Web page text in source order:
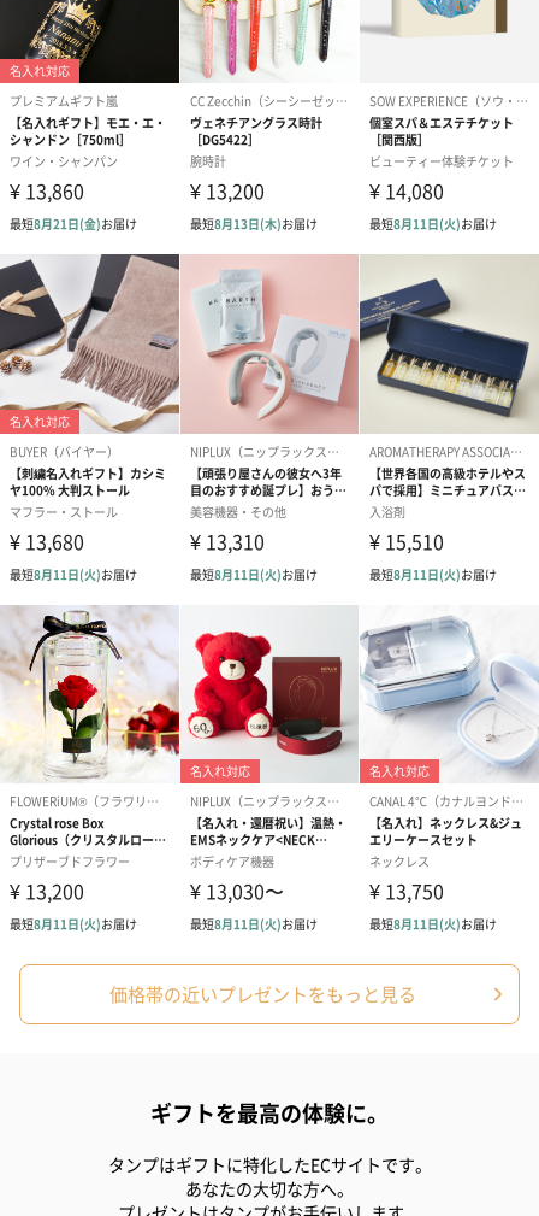
価格帯の近いプレゼントをもっと見る
ギフトを最高の体験に。
タンプはギフトに特化したECサイトです。
あなたの大切な方へ。